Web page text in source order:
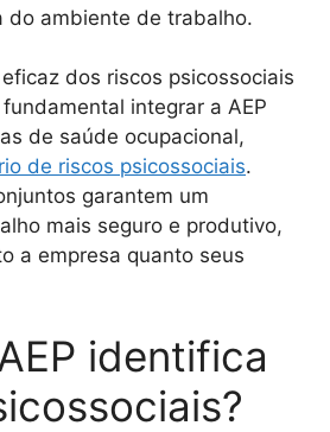
do ambiente de trabalho.
dos riscos psicossociais
integrar a AEP
de saúde ocupacional,
de riscos psicossociais.
garantem um
mais seguro e produtivo,
a empresa quanto seus
identifica